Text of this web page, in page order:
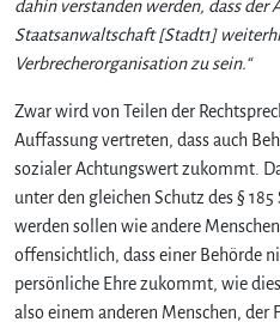
dahin verstanden werden, dass der
Staatsanwaltschaft [Stadt1]
Verbrecherorganisation zu sein.“
Zwar wird von Teilen der
Auffassung vertreten, dass auch
sozialer Achtungswert zukommt.
unter den gleichen Schutz des §
werden sollen wie andere
offensichtlich, dass einer Behörde
persönliche Ehre zukommt, wie
also einem anderen Menschen, der